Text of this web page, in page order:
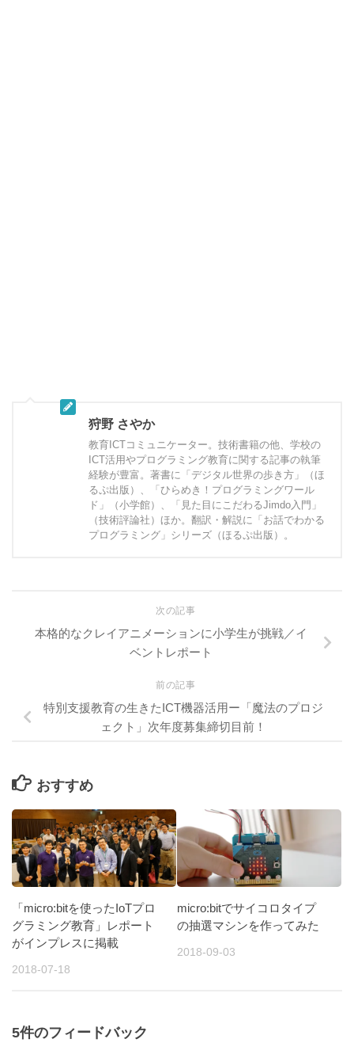
狩野 さやか
教育ICTコミュニケーター。技術書籍の他、学校の
ICT活用やプログラミング教育に関する記事の執筆
経験が豊富。著書に「デジタル世界の歩き方」（ほ
るぷ出版）、「ひらめき！プログラミングワール
ド」（小学館）、「見た目にこだわるJimdo入門」
（技術評論社）ほか。翻訳・解説に「お話でわかる
プログラミング」シリーズ（ほるぷ出版）。
次の記事
本格的なクレイアニメーションに小学生が挑戦／イ
ベントレポート
前の記事
特別支援教育の生きたICT機器活用ー「魔法のプロジ
ェクト」次年度募集締切目前！
おすすめ
「micro:bitを使ったIoTプロ
グラミング教育」レポート
がインプレスに掲載
2018-07-18
micro:bitでサイコロタイプ
の抽選マシンを作ってみた
2018-09-03
5件のフィードバック